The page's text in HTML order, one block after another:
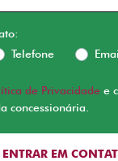
Telefone
de Privacidade e
concessionária.
ENTRAR EM